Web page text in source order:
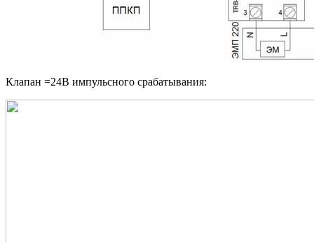
Клапан =24В импульсного срабатывания: